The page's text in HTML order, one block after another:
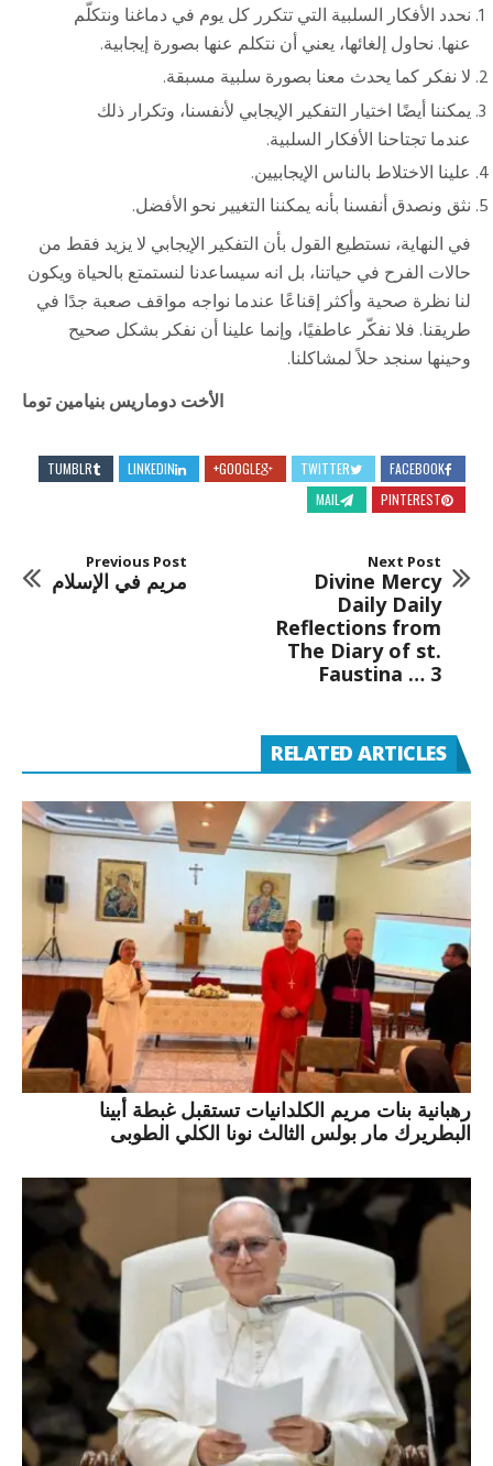
نحدد الأفكار السلبية التي تتكرر كل يوم في دماغنا ونتکلّم
عنها. نحاول إلغائها، یعني أن نتكلم عنها بصورة إيجابية.
لا نفکر کما يحدث معنا بصورة سلبية مسبقة.
یمكننا أيضًا اختيار التفكير الإيجابي لأنفسنا، وتكرار ذلك
عندما تجتاحنا الأفكار السلبية.
علينا الاختلاط بالناس الإيجابيين.
نثق ونصدق أنفسنا بأنه يمكننا التغيير نحو الأفضل.
في النهایة، نستطيع القول بأن التفكير الإيجابي لا يزيد فقط من
حالات الفرح في حیاتنا، بل انه سیساعدنا لنستمتع بالحياة ويكون
لنا نظرة صحية وأکثر إقناعًا عندما نواجه مواقف صعبة جدًا في
طريقنا. فلا نفکّر عاطفيًا، وإنما علينا أن نفکر بشکل صحیح
وحينها سنجد حلاً لمشاكلنا.
الأخت دوماريس بنيامين توما
FACEBOOK
TWITTER
GOOGLE+
LINKEDIN
TUMBLR
PINTEREST
MAIL
Previous Post
مريم في الإسلام
Next Post
Divine Mercy
Daily Daily
Reflections from
The Diary of st.
Faustina … 3
RELATED ARTICLES
رهبانية بنات مريم الكلدانيات تستقبل غبطة أبينا
البطريرك مار بولس الثالث نونا الكلي الطوبى